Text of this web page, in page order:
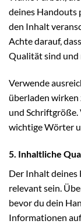
deines Handouts
den Inhalt
Achte darauf,
Qualität sind und
Verwende
überladen wirken
und
wichtige Wörter
5. Inhaltliche
Der Inhalt
relevant sein.
bevor du dein
Informationen